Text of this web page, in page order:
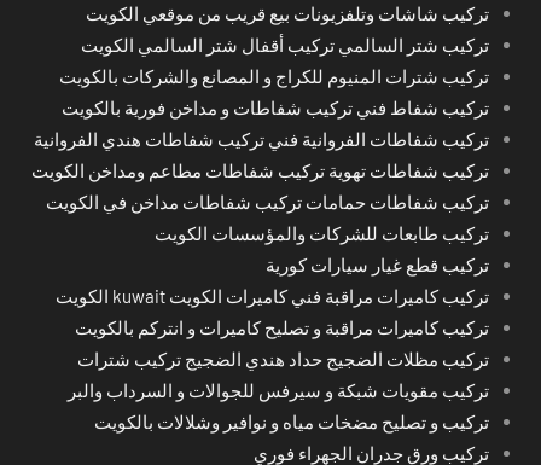
تركيب شاشات وتلفزيونات بيع قريب من موقعي الكويت
تركيب شتر السالمي تركيب أقفال شتر السالمي الكويت
تركيب شترات المنيوم للكراج و المصانع والشركات بالكويت
تركيب شفاط فني تركيب شفاطات و مداخن فورية بالكويت
تركيب شفاطات الفروانية فني تركيب شفاطات هندي الفروانية
تركيب شفاطات تهوية تركيب شفاطات مطاعم ومداخن الكويت
تركيب شفاطات حمامات تركيب شفاطات مداخن في الكويت
تركيب طابعات للشركات والمؤسسات الكويت
تركيب قطع غيار سيارات كورية
تركيب كاميرات مراقبة فني كاميرات الكويت kuwait الكويت
تركيب كاميرات مراقبة و تصليح كاميرات و انتركم بالكويت
تركيب مظلات الضجيج حداد هندي الضجيج تركيب شترات
تركيب مقويات شبكة و سيرفس للجوالات و السرداب والبر
تركيب و تصليح مضخات مياه و نوافير وشلالات بالكويت
تركيب ورق جدران الجهراء فوري